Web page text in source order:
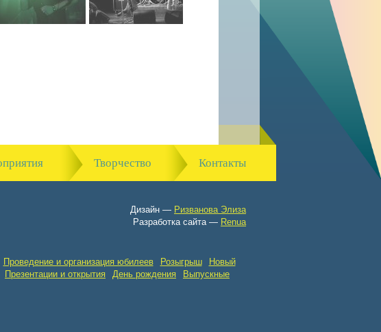
Творчество Контакты
Дизайн — Ризванова Элиза
Разработка сайта — Renua
Проведение и организация юбилеев Розыгрыш
Новый
Презентации и открытия День рождения
Выпускные